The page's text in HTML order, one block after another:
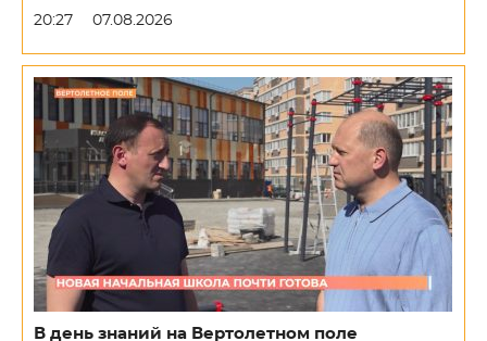
20:27 07.08.2026
В день знаний на Вертолетном поле